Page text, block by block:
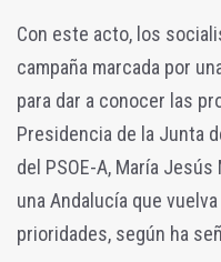
Con este acto, los
campaña marcada por
para dar a conocer las
Presidencia de la Junta
del PSOE-A, María
una Andalucía que
prioridades, según ha